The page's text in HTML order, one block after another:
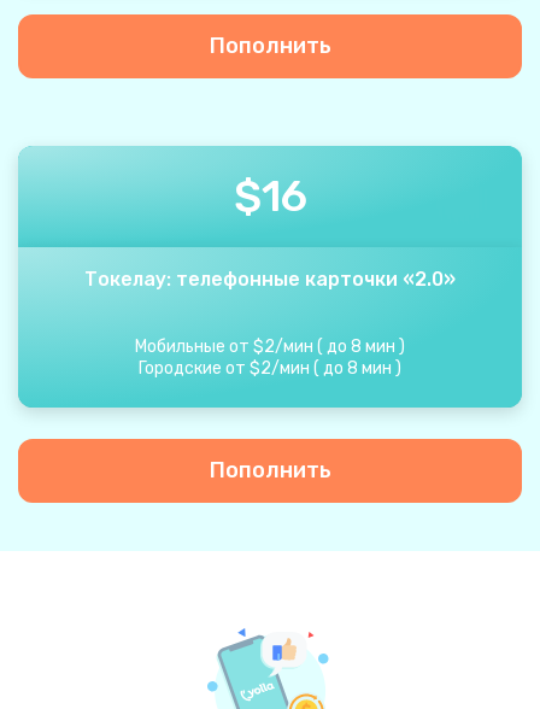
Пополнить
$16
Токелау: телефонные карточки «2.0»
Мобильные от $2/мин ( до 8 мин )
Городские от $2/мин ( до 8 мин )
Пополнить